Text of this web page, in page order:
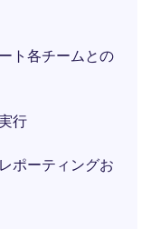
ト各チームとの
行
ポーティングお